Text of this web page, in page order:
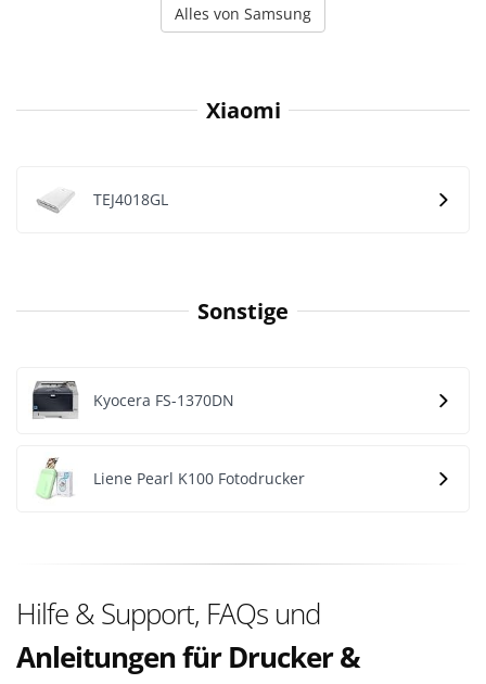
Alles von Samsung
Xiaomi
TEJ4018GL
Sonstige
Kyocera FS-1370DN
Liene Pearl K100 Fotodrucker
Hilfe & Support, FAQs und
Anleitungen für Drucker &